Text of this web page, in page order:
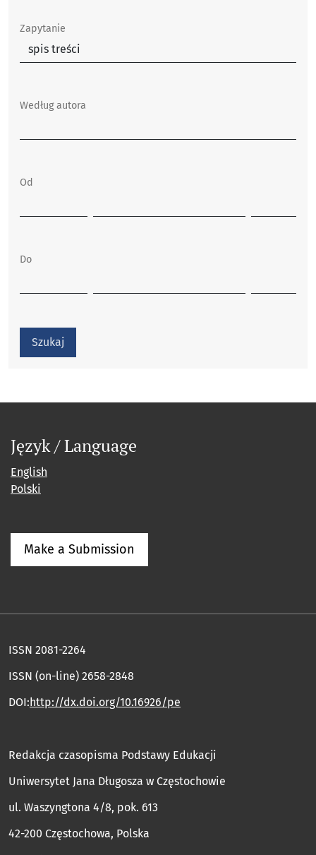
Zapytanie
Według autora
Od
Do
Szukaj
Język / Language
English
Polski
Make a Submission
ISSN 2081-2264
ISSN (on-line) 2658-2848
DOI: http://dx.doi.org/10.16926/pe
Redakcja czasopisma Podstawy Edukacji
Uniwersytet Jana Długosza w Częstochowie
ul. Waszyngtona 4/8, pok. 613
42-200 Częstochowa, Polska